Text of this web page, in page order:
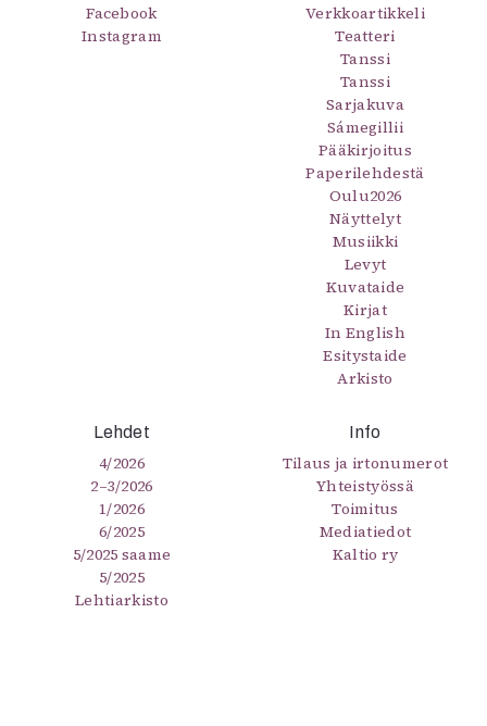
Facebook
Instagram
Verkkoartikkeli
Teatteri
Tanssi
Tanssi
Sarjakuva
Sámegillii
Pääkirjoitus
Paperilehdestä
Oulu2026
Näyttelyt
Musiikki
Levyt
Kuvataide
Kirjat
In English
Esitystaide
Arkisto
Lehdet
4/2026
2–3/2026
1/2026
6/2025
5/2025 saame
5/2025
Lehtiarkisto
Info
Tilaus ja irtonumerot
Yhteistyössä
Toimitus
Mediatiedot
Kaltio ry